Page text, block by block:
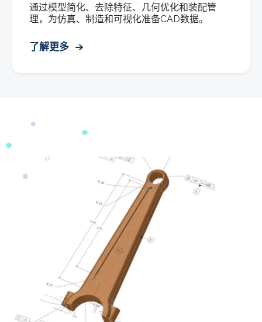
通过模型简化、去除特征、几何优化和装配管
理，为仿真、制造和可视化准备CAD数据。
了解更多